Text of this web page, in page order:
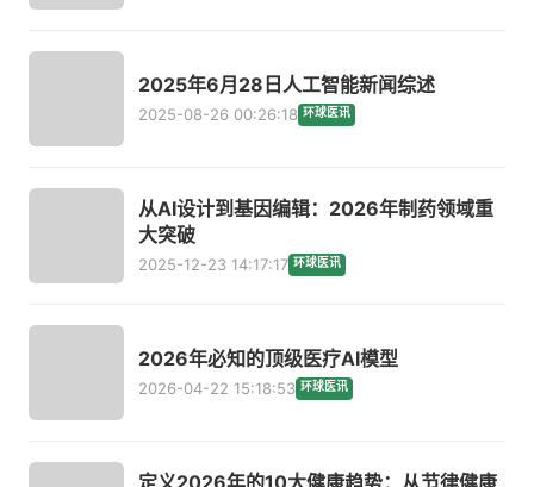
2025年6月28日人工智能新闻综述
2025-08-26 00:26:18 环球医讯
从AI设计到基因编辑：2026年制药领域重
大突破
2025-12-23 14:17:17 环球医讯
2026年必知的顶级医疗AI模型
2026-04-22 15:18:53 环球医讯
定义2026年的10大健康趋势：从节律健康